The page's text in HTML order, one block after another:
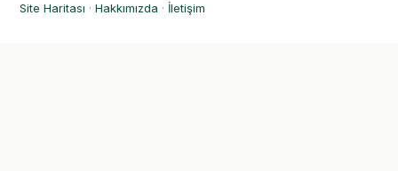
Site Haritası · Hakkımızda · İletişim